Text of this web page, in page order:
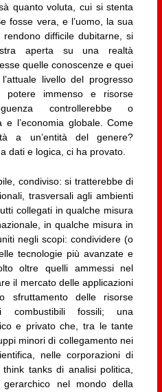
quanto voluta, cui si stenta
fosse vera, e l’uomo, la sua
difficile dubitarne, si
aperta su una realtà
quelle conoscenze e quei
livello del progresso
potere immenso e risorse
controllerebbe o
e l’economia globale. Come
a un’entità del genere?
dati e logica, ci ha provato.
condiviso: si tratterebbe di
trasversali agli ambienti
collegati in qualche misura
in qualche misura in
negli scopi: condividere (o
tecnologie più avanzate e
oltre quelli ammessi nel
il mercato delle applicazioni
sfruttamento delle risorse
combustibili fossili; una
e privato che, tra le tante
minori di collegamento nei
nelle corporazioni di
tanks di analisi politica,
nel mondo della